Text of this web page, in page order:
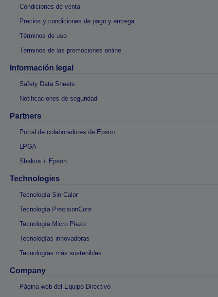
Condiciones de venta
Precios y condiciones de pago y entrega
Términos de uso
Términos de las promociones online
Información legal
Safety Data Sheets
Notificaciones de seguridad
Partners
Portal de colaboradores de Epson
LPGA
Shakira + Epson
Technologies
Tecnología Sin Calor
Tecnología PrecisionCore
Tecnología Micro Piezo
Tecnologías innovadoras
Tecnologías más sostenibles
Company
Página web del Equipo Directivo